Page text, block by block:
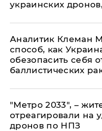
украинских
Аналитик Клеман
способ, как
обезопасить себя
баллистических
"Метро 2033", –
отреагировали на
дронов по НПЗ